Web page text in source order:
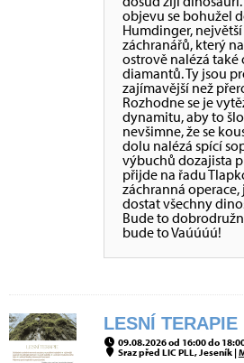
objevu se bohužel
Humdinger,
záchranářů, který
ostrově nalézá také
diamantů. Ty jsou
zajímavější než
Rozhodne se je
dynamitu, aby to
nevšimne, že se
dolu nalézá spící
výbuchů dozajista
přijde na řadu
záchranná
dostat všechny
Bude to
bude to Vaúúúú!
LESNÍ
09.08.2026 od 16:00 do
Sraz před LIC PLL, Jeseník |